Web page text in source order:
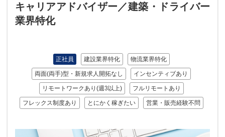
キャリアアドバイザー／建築・ドライバー
業界特化
正社員 建設業界特化 物流業界特化
両面(両手)型・新規求人開拓なし インセンティブあり
リモートワークあり(週3以上) フルリモートあり
フレックス制度あり とにかく稼ぎたい 営業・販売経験不問